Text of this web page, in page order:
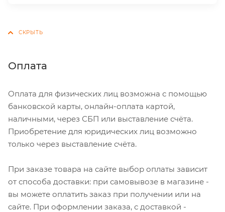
Оплата
Оплата для физических лиц возможна с помощью
банковской карты, онлайн-оплата картой,
наличными, через СБП или выставление счёта.
Приобретение для юридических лиц возможно
только через выставление счёта.
При заказе товара на сайте выбор оплаты зависит
от способа доставки: при самовывозе в магазине -
вы можете оплатить заказ при получении или на
сайте. При оформлении заказа, с доставкой -